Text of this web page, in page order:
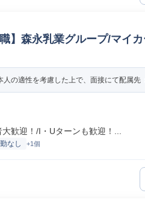
】森永乳業グループ/マイ
/飲料/たばこ)
の適性を考慮した上で、面接にて配属先
歓迎！/I・Uターンも歓迎！...
なし +1個